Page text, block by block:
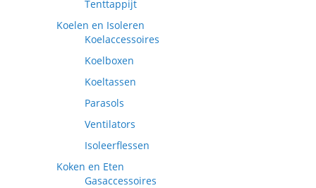
Tenttappijt
Koelen en Isoleren
Koelaccessoires
Koelboxen
Koeltassen
Parasols
Ventilators
Isoleerflessen
Koken en Eten
Gasaccessoires